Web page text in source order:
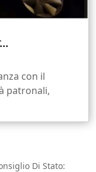
con il
patronali,
Di Stato: